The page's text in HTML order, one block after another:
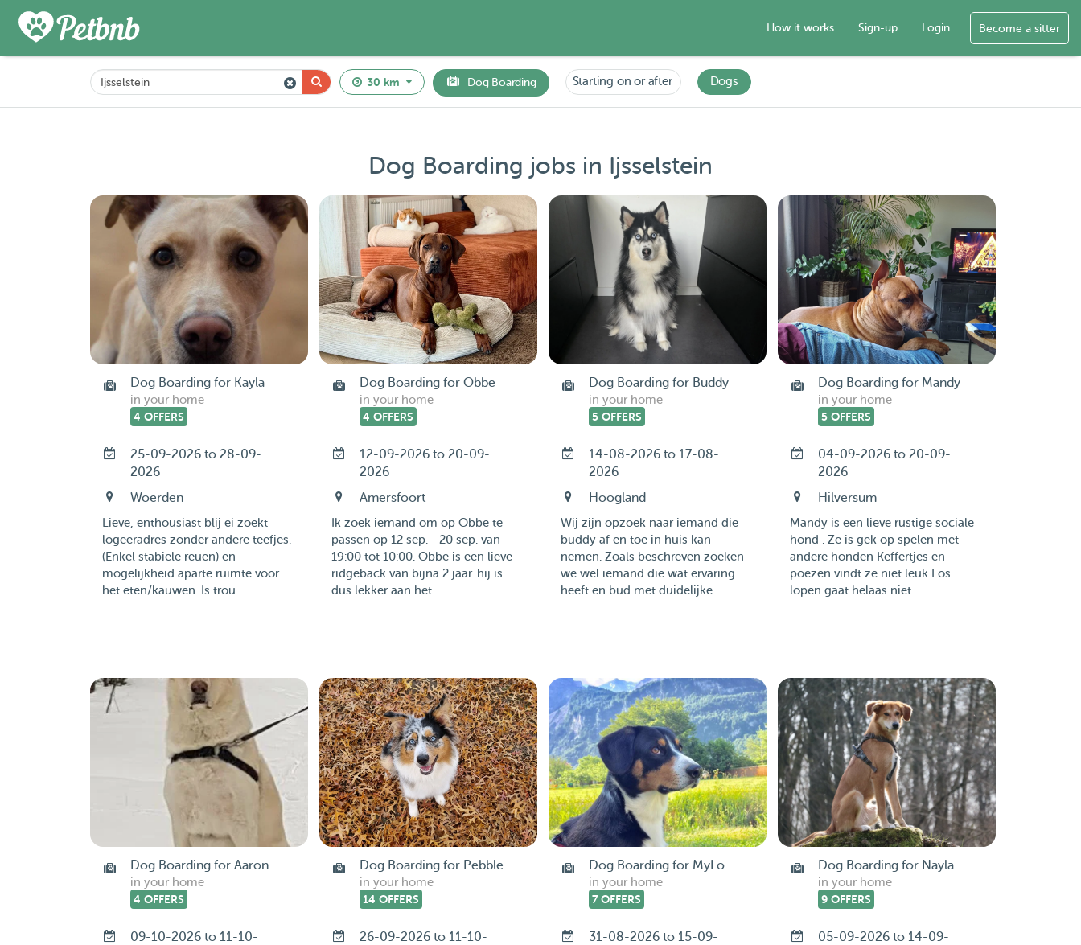
How it works Sign-up Login Become a sitter
30 km Dog Boarding Starting on or after Dogs
Dog Boarding jobs in Ijsselstein
Dog Boarding for Kayla
in your home
4 OFFERS
25-09-2026 to 28-09-
2026
Woerden
Lieve, enthousiast blij ei zoekt
logeeradres zonder andere teefjes.
(Enkel stabiele reuen) en
mogelijkheid aparte ruimte voor
het eten/kauwen. Is trou...
Dog Boarding for Obbe
in your home
4 OFFERS
12-09-2026 to 20-09-
2026
Amersfoort
Ik zoek iemand om op Obbe te
passen op 12 sep. - 20 sep. van
19:00 tot 10:00. Obbe is een lieve
ridgeback van bijna 2 jaar. hij is
dus lekker aan het...
Dog Boarding for Buddy
in your home
5 OFFERS
14-08-2026 to 17-08-
2026
Hoogland
Wij zijn opzoek naar iemand die
buddy af en toe in huis kan
nemen. Zoals beschreven zoeken
we wel iemand die wat ervaring
heeft en bud met duidelijke ...
Dog Boarding for Mandy
in your home
5 OFFERS
04-09-2026 to 20-09-
2026
Hilversum
Mandy is een lieve rustige sociale
hond . Ze is gek op spelen met
andere honden Keffertjes en
poezen vindt ze niet leuk Los
lopen gaat helaas niet ...
Dog Boarding for Aaron
in your home
4 OFFERS
09-10-2026 to 11-10-
Dog Boarding for Pebble
in your home
14 OFFERS
26-09-2026 to 11-10-
Dog Boarding for MyLo
in your home
7 OFFERS
31-08-2026 to 15-09-
Dog Boarding for Nayla
in your home
9 OFFERS
05-09-2026 to 14-09-